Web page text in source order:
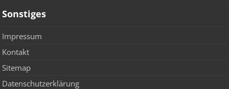
Sonstiges
Impressum
Kontakt
Sitemap
Datenschutzerklärung